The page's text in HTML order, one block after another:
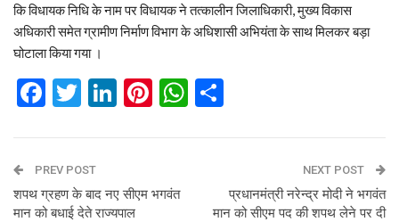
कि विधायक निधि के नाम पर विधायक ने तत्कालीन जिलाधिकारी, मुख्य विकास
अधिकारी समेत ग्रामीण निर्माण विभाग के अधिशासी अभियंता के साथ मिलकर बड़ा
घोटाला किया गया ।
Facebook
Twitter
LinkedIn
Pinterest
WhatsApp
PREV POST
शपथ ग्रहण के बाद नए सीएम भगवंत
मान को बधाई देते राज्‍यपाल
NEXT POST
प्रधानमंत्री नरेन्द्र मोदी ने भगवंत
मान को सीएम पद की शपथ लेने पर दी